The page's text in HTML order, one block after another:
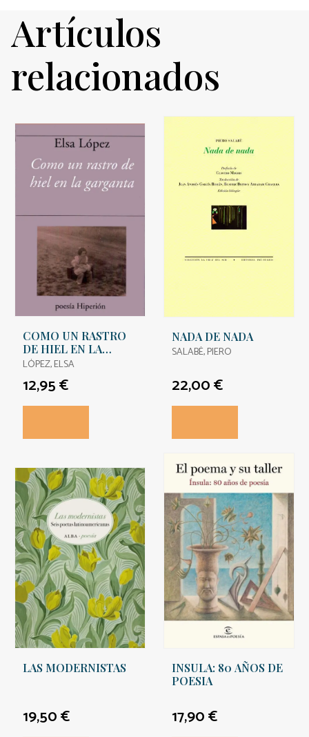
Artículos
relacionados
COMO UN RASTRO
DE HIEL EN LA
GARGANTA
LÓPEZ, ELSA
12,95 €
NADA DE NADA
SALABÈ, PIERO
22,00 €
LAS MODERNISTAS
19,50 €
INSULA: 80 AÑOS DE
POESIA
17,90 €